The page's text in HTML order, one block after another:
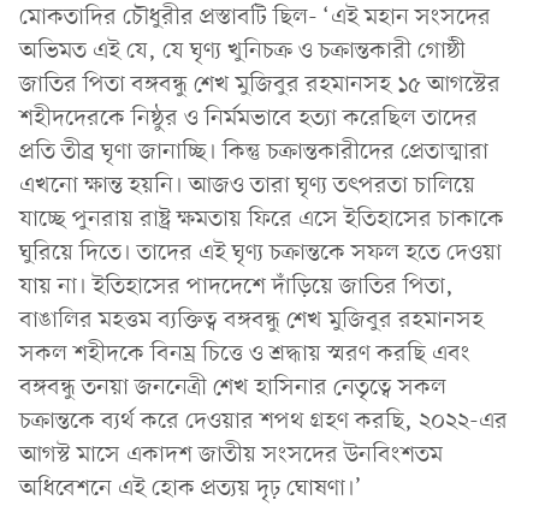
মোকতাদির চৌধুরীর প্রস্তাবটি ছিল- ‘এই মহান সংসদের
অভিমত এই যে, যে ঘৃণ্য খুনিচক্র ও চক্রান্তকারী গোষ্ঠী
জাতির পিতা বঙ্গবন্ধু শেখ মুজিবুর রহমানসহ ১৫ আগস্টের
শহীদদেরকে নিষ্ঠুর ও নির্মমভাবে হত্যা করেছিল তাদের
প্রতি তীব্র ঘৃণা জানাচ্ছি। কিন্তু চক্রান্তকারীদের প্রেতাত্মারা
এখনো ক্ষান্ত হয়নি। আজও তারা ঘৃণ্য তৎপরতা চালিয়ে
যাচ্ছে পুনরায় রাষ্ট্র ক্ষমতায় ফিরে এসে ইতিহাসের চাকাকে
ঘুরিয়ে দিতে। তাদের এই ঘৃণ্য চক্রান্তকে সফল হতে দেওয়া
যায় না। ইতিহাসের পাদদেশে দাঁড়িয়ে জাতির পিতা,
বাঙালির মহত্তম ব্যক্তিত্ব বঙ্গবন্ধু শেখ মুজিবুর রহমানসহ
সকল শহীদকে বিনম্র চিত্তে ও শ্রদ্ধায় স্মরণ করছি এবং
বঙ্গবন্ধু তনয়া জননেত্রী শেখ হাসিনার নেতৃত্বে সকল
চক্রান্তকে ব্যর্থ করে দেওয়ার শপথ গ্রহণ করছি, ২০২২-এর
আগস্ট মাসে একাদশ জাতীয় সংসদের উনবিংশতম
অধিবেশনে এই হোক প্রত্যয় দৃঢ় ঘোষণা।’